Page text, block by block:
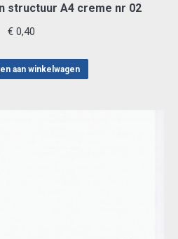
structuur A4 creme nr 02
€0,40
aan winkelwagen